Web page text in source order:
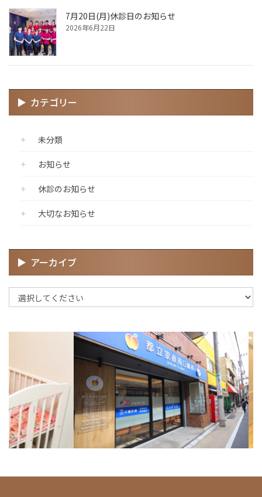
7月20日(月)休診日のお知らせ
2026年6月22日
カテゴリー
未分類
お知らせ
休診のお知らせ
大切なお知らせ
アーカイブ